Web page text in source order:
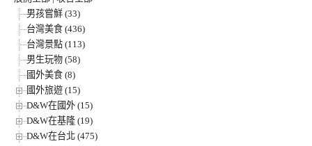
男孩嘗鮮 (33)
台灣美食 (436)
台灣景點 (113)
男生玩物 (58)
國外美食 (8)
國外旅遊 (15)
D&W在國外 (15)
D&W在基隆 (19)
D&W在台北 (475)